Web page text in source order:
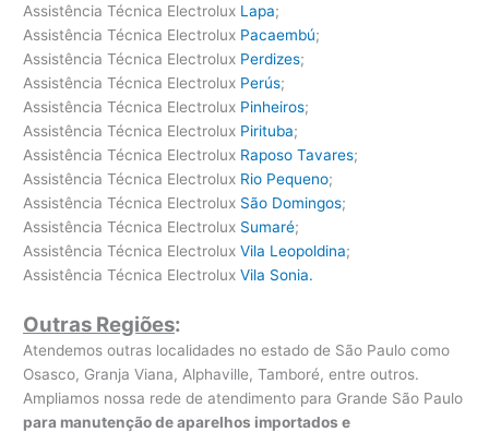
Assistência Técnica Electrolux Lapa;
Assistência Técnica Electrolux Pacaembú;
Assistência Técnica Electrolux Perdizes;
Assistência Técnica Electrolux Perús;
Assistência Técnica Electrolux Pinheiros;
Assistência Técnica Electrolux Pirituba;
Assistência Técnica Electrolux Raposo Tavares;
Assistência Técnica Electrolux Rio Pequeno;
Assistência Técnica Electrolux São Domingos;
Assistência Técnica Electrolux Sumaré;
Assistência Técnica ElectroluxVila Leopoldina;
Assistência Técnica ElectroluxVila Sonia.
Outras Regiões:
Atendemos outras localidades no estado de São Paulo como
Osasco, Granja Viana, Alphaville, Tamboré, entre outros.
Ampliamos nossa rede de atendimento para Grande São Paulo
para manutenção de aparelhos importados e